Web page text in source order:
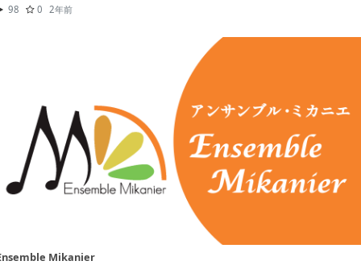
98 0 2年前
Mikanier